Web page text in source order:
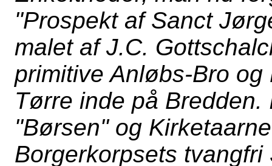
"Prospekt af Sanct
malet af J.C.
primitive Anløbs-Bro
Tørre inde på
"Børsen" og
Borgerkorpsets